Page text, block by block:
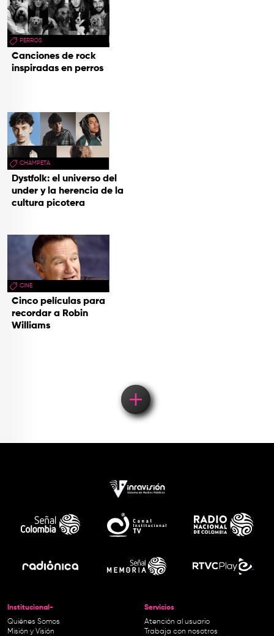
PERROS
Canciones de rock
inspiradas en perros
CHAMPETA
Dystfolk: el universo del
under y la herencia de la
cultura picotera
CINE
Cinco películas para
recordar a Robin
Williams
Institucional-
Quiénes Somos
Misión y Visión
Servicios
Atención al usuario
Trabaja con nosotros